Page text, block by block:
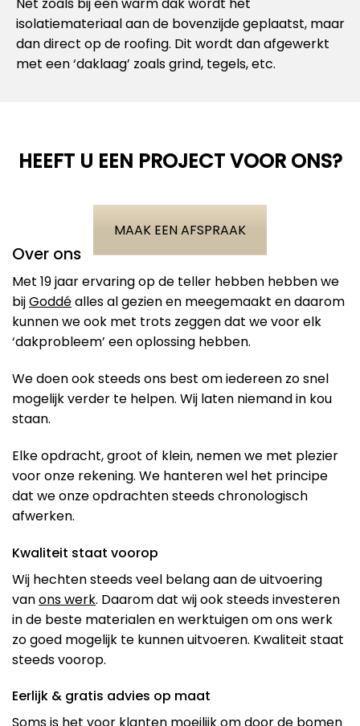
isolatiemateriaal aan de bovenzijde geplaatst, maar
dan direct op de roofing. Dit wordt dan afgewerkt
met een ‘daklaag’ zoals grind, tegels, etc.
HEEFT U EEN PROJECT VOOR ONS?
MAAK EEN AFSPRAAK
Over ons
Met 19 jaar ervaring op de teller hebben hebben we
bijGoddéalles al gezien en meegemaakt en daarom
kunnen we ook met trots zeggen dat we voor elk
‘dakprobleem’ een oplossing hebben.
We doen ook steeds ons best om iedereen zo snel
mogelijk verder te helpen. Wij laten niemand in kou
staan.
Elke opdracht, groot of klein, nemen we met plezier
voor onze rekening. We hanteren wel het principe
dat we onze opdrachten steeds chronologisch
afwerken.
Kwaliteit staat voorop
Wij hechten steeds veel belang aan de uitvoering
vanons werk. Daarom dat wij ook steeds investeren
in de beste materialen en werktuigen om ons werk
zo goed mogelijk te kunnen uitvoeren. Kwaliteit staat
steeds voorop.
Eerlijk & gratis advies op maat